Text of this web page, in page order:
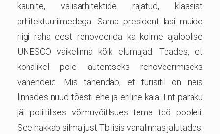
kaunite, välisarhitektide rajatud, klaasist
arhitektuuriimedega. Sama president lasi muide
riigi raha eest renoveerida ka kolme ajaloolise
UNESCO väikelinna kõik elumajad. Teades, et
kohalikel pole autentseks renoveerimiseks
vahendeid. Mis tähendab, et turisitil on neis
linnades nüüd tõesti ehe ja eriline käia. Ent paraku
jäi poliitilises võimuvõitlsues tema töö pooleli.
See hakkab silma just Tbilisis vanalinnas jalutades.